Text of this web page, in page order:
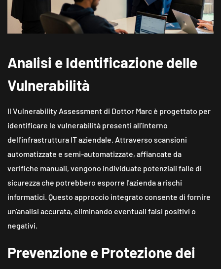
Analisi e Identificazione delle
Vulnerabilità
Il Vulnerability Assessment di Dottor Marc è progettato per
identificare le vulnerabilità presenti all'interno
dell'infrastruttura IT aziendale. Attraverso scansioni
automatizzate e semi-automatizzate, affiancate da
verifiche manuali, vengono individuate potenziali falle di
sicurezza che potrebbero esporre l'azienda a rischi
informatici. Questo approccio integrato consente di fornire
un'analisi accurata, eliminando eventuali falsi positivi o
negativi.
Prevenzione e Protezione dei